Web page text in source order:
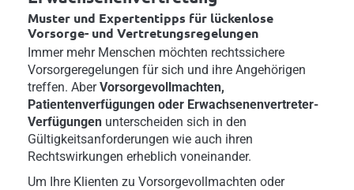
Muster und Expertentipps für lückenlose
Vorsorge- und Vertretungsregelungen
Immer mehr Menschen möchten rechtssichere
Vorsorgeregelungen für sich und ihre Angehörigen
treffen. AberVorsorgevollmachten,
Patientenverfügungen oder Erwachsenenvertreter-
Verfügungen unterscheiden sich in den
Gültigkeitsanforderungen wie auch ihren
Rechtswirkungen erheblich voneinander.
Um Ihre Klienten zu Vorsorgevollmachten oder